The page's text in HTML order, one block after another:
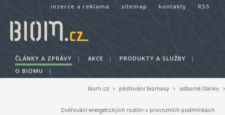
inzerce a reklama sitemap kontakty RSS
ČLÁNKY A ZPRÁVY | AKCE | PRODUKTY A SLUŽBY
|
O BIOMU
|
biom.cz › pěstování biomasy › odborné články ›
Ověřování energetických rostlin v provozních podmínkách